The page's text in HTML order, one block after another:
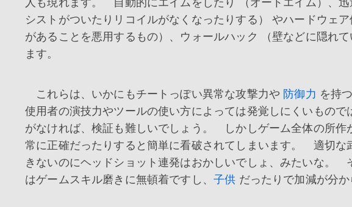
シストがついたりリコイルがなくなったりする） やハードウェ
があることを悪用するもの）、ウォールハック （壁などに隠れ
ます。
これらは、いかにもチートっぽい異常な攻撃力や 防御力 を持
使用者の演技力やツールの使い方によっては発覚しにくいもの
がなければ、検証も難しいでしょう。 しかしゲーム全体の所作
常に正確だったりすると簡単に看破されてしまいます。 適切な
きないのにヘッドショット連発はおかしいでしょ、みたいな。
はゲームスキル磨きに無頓着ですし、 子供 だったりで加減が分